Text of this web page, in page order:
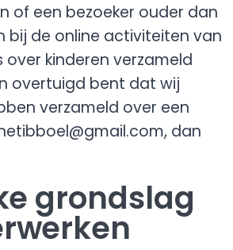
of een bezoeker ouder dan
bij de online activiteiten van
kinderen verzameld
overtuigd bent dat wij
verzameld over een
dan
grondslag